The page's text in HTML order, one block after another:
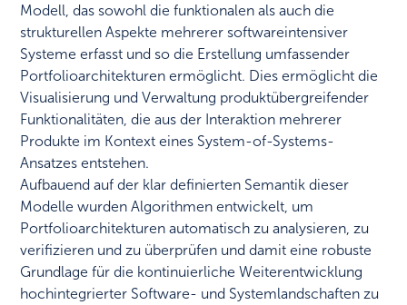
Modell, das sowohl die funktionalen als auch die
strukturellen Aspekte mehrerer softwareintensiver
Systeme erfasst und so die Erstellung umfassender
Portfolioarchitekturen ermöglicht. Dies ermöglicht die
Visualisierung und Verwaltung produktübergreifender
Funktionalitäten, die aus der Interaktion mehrerer
Produkte im Kontext eines System-of-Systems-
Ansatzes entstehen.
Aufbauend auf der klar definierten Semantik dieser
Modelle wurden Algorithmen entwickelt, um
Portfolioarchitekturen automatisch zu analysieren, zu
verifizieren und zu überprüfen und damit eine robuste
Grundlage für die kontinuierliche Weiterentwicklung
hochintegrierter Software- und Systemlandschaften zu